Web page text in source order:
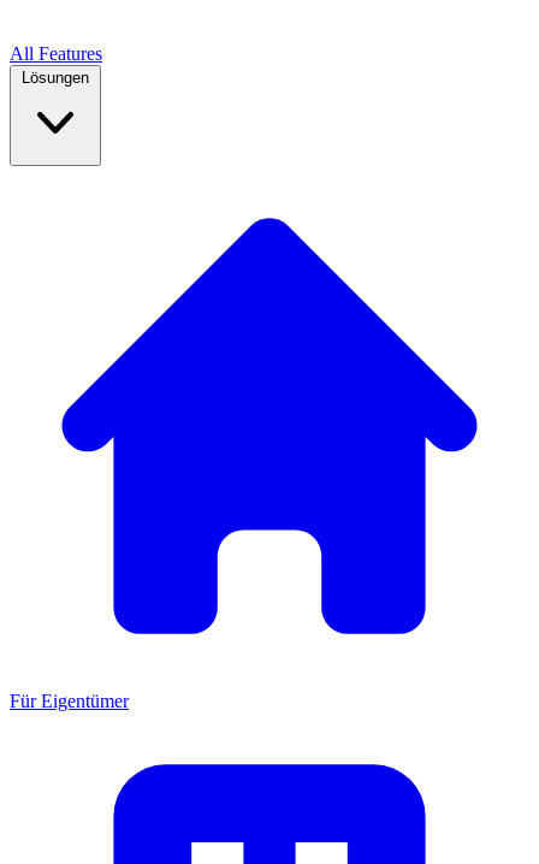
All Features
Für Eigentümer